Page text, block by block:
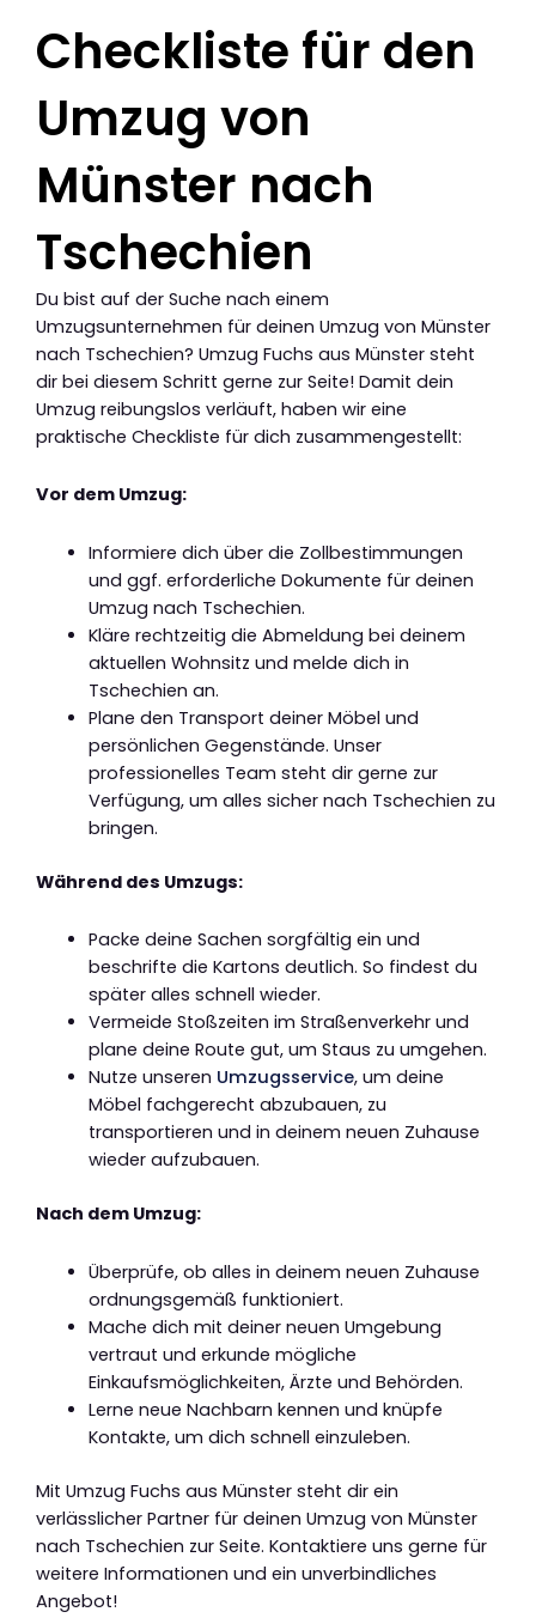
Checkliste für den
Umzug von
Münster nach
Tschechien
Du bist auf der Suche nach einem
Umzugsunternehmen für deinen Umzug von Münster
nach Tschechien? Umzug Fuchs aus Münster steht
dir bei diesem Schritt gerne zur Seite! Damit dein
Umzug reibungslos verläuft, haben wir eine
praktische Checkliste für dich zusammengestellt:
Vor dem Umzug:
Informiere dich über die Zollbestimmungen
und ggf. erforderliche Dokumente für deinen
Umzug nach Tschechien.
Kläre rechtzeitig die Abmeldung bei deinem
aktuellen Wohnsitz und melde dich in
Tschechien an.
Plane den Transport deiner Möbel und
persönlichen Gegenstände. Unser
professionelles Team steht dir gerne zur
Verfügung, um alles sicher nach Tschechien zu
bringen.
Während des Umzugs:
Packe deine Sachen sorgfältig ein und
beschrifte die Kartons deutlich. So findest du
später alles schnell wieder.
Vermeide Stoßzeiten im Straßenverkehr und
plane deine Route gut, um Staus zu umgehen.
Nutze unseren Umzugsservice, um deine
Möbel fachgerecht abzubauen, zu
transportieren und in deinem neuen Zuhause
wieder aufzubauen.
Nach dem Umzug:
Überprüfe, ob alles in deinem neuen Zuhause
ordnungsgemäß funktioniert.
Mache dich mit deiner neuen Umgebung
vertraut und erkunde mögliche
Einkaufsmöglichkeiten, Ärzte und Behörden.
Lerne neue Nachbarn kennen und knüpfe
Kontakte, um dich schnell einzuleben.
Mit Umzug Fuchs aus Münster steht dir ein
verlässlicher Partner für deinen Umzug von Münster
nach Tschechien zur Seite. Kontaktiere uns gerne für
weitere Informationen und ein unverbindliches
Angebot!